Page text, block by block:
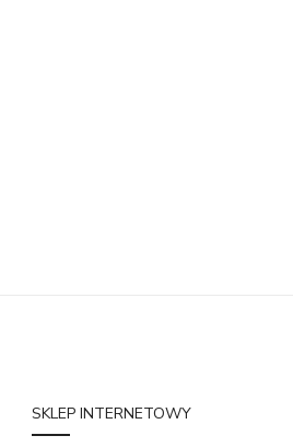
SKLEP INTERNETOWY